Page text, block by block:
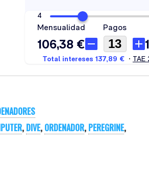
, DIVE, ORDENADOR, PEREGRINE,